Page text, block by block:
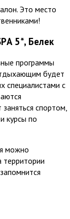
Это место
5*, Белек
программы
будет
специалистами с
спортом,
курсы по
можно
территории